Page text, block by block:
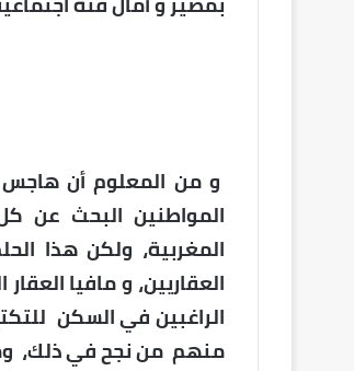
و من المعلوم أن
المواطنين البحث عن
المغربية، ولكن هذا
العقاريين، و مافيا
الراغبين في السكن
منهم من نجح في ذلك،